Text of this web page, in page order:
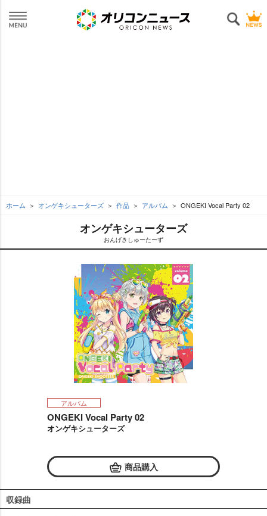
ホーム オンゲキシューターズ 作品 アルバム ONGEKI Vocal Party 02
オンゲキシューターズ
おんげきしゅーたーず
アルバム
ONGEKI Vocal Party 02
オンゲキシューターズ
商品購入
収録曲